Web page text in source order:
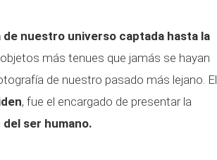
nuestro universo captada hasta la
más tenues que jamás se hayan
de nuestro pasado más lejano. El
, fue el encargado de presentar la
ser humano.